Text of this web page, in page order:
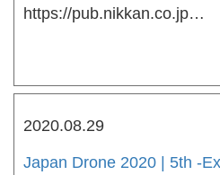
https://pub.nikkan.co.jp…
2020.08.29
Japan Drone 2020 | 5th -